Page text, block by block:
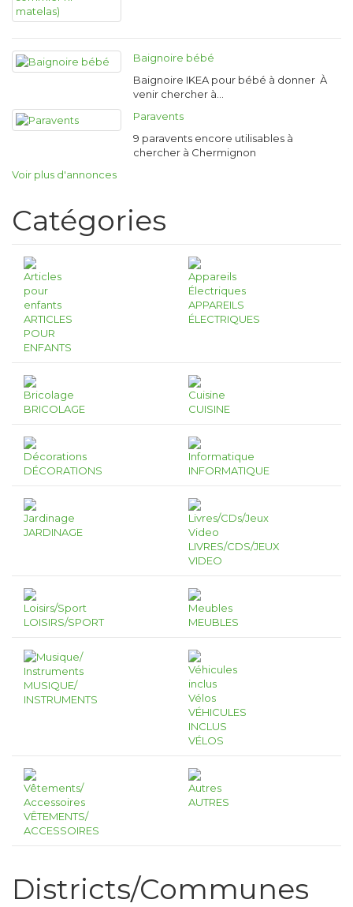
Baignoire bébé
Baignoire IKEA pour bébé à donner À
venir chercher à…
Paravents
9 paravents encore utilisables à
chercher à Chermignon
Voir plus d'annonces
Catégories
ARTICLES
POUR
ENFANTS
APPAREILS
ÉLECTRIQUES
BRICOLAGE CUISINE
DÉCORATIONS INFORMATIQUE
JARDINAGE
LIVRES/CDS/JEUX
VIDEO
LOISIRS/SPORT MEUBLES
MUSIQUE/
INSTRUMENTS
VÉHICULES
INCLUS
VÉLOS
VÊTEMENTS/
ACCESSOIRES
AUTRES
Districts/Communes